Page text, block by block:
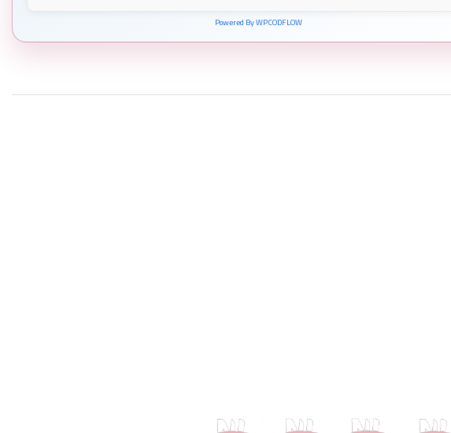
Powered By WPCODFLOW